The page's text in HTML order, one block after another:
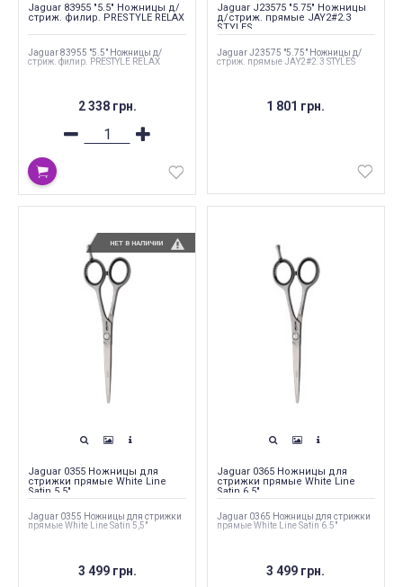
Jaguar 83955 "5.5" Ножницы д/
стриж. филир. PRESTYLE RELAX
Jaguar 83955 "5.5" Ножницы д/
стриж. филир. PRESTYLE RELAX
2 338 грн.
Jaguar J23575 "5.75" Ножницы
д/стриж. прямые JAY2#2.3
STYLES
Jaguar J23575 "5.75" Ножницы д/
стриж. прямые JAY2#2.3 STYLES
1 801 грн.
НЕТ В НАЛИЧИИ
Jaguar 0355 Ножницы для
стрижки прямые White Line
Satin 5,5"
Jaguar 0355 Ножницы для стрижки
прямые White Line Satin 5,5"
3 499 грн.
Jaguar 0365 Ножницы для
стрижки прямые White Line
Satin 6.5"
Jaguar 0365 Ножницы для стрижки
прямые White Line Satin 6.5"
3 499 грн.